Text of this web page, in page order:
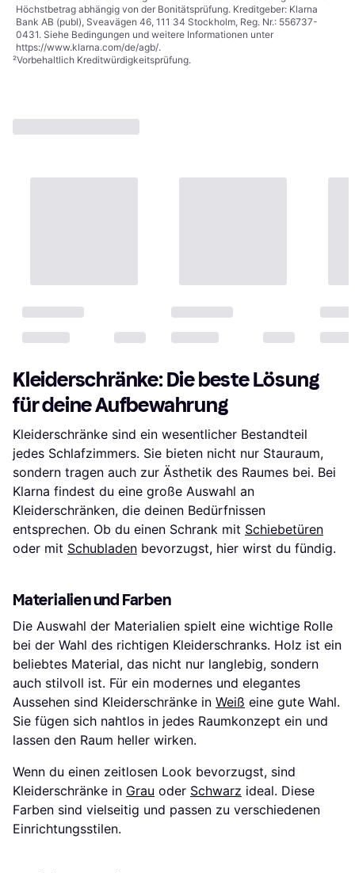
Höchstbetrag abhängig von der Bonitätsprüfung. Kreditgeber: Klarna
Bank AB (publ), Sveavägen 46, 111 34 Stockholm, Reg. Nr.: 556737-
0431. Siehe Bedingungen und weitere Informationen unter
https://www.klarna.com/de/agb/.
²Vorbehaltlich Kreditwürdigkeitsprüfung.
Kleiderschränke: Die beste Lösung
für deine Aufbewahrung
Kleiderschränke sind ein wesentlicher Bestandteil
jedes Schlafzimmers. Sie bieten nicht nur Stauraum,
sondern tragen auch zur Ästhetik des Raumes bei. Bei
Klarna findest du eine große Auswahl an
Kleiderschränken, die deinen Bedürfnissen
entsprechen. Ob du einen Schrank mit Schiebetüren
oder mit Schubladen bevorzugst, hier wirst du fündig.
Materialien und Farben
Die Auswahl der Materialien spielt eine wichtige Rolle
bei der Wahl des richtigen Kleiderschranks. Holz ist ein
beliebtes Material, das nicht nur langlebig, sondern
auch stilvoll ist. Für ein modernes und elegantes
Aussehen sind Kleiderschränke in Weiß eine gute Wahl.
Sie fügen sich nahtlos in jedes Raumkonzept ein und
lassen den Raum heller wirken.
Wenn du einen zeitlosen Look bevorzugst, sind
Kleiderschränke in Grau oder Schwarz ideal. Diese
Farben sind vielseitig und passen zu verschiedenen
Einrichtungsstilen.